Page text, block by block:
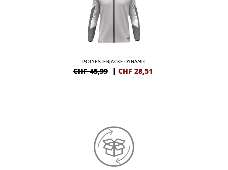
POLYESTERJACKE DYNAMIC
CHF 45,99 | CHF 28,51